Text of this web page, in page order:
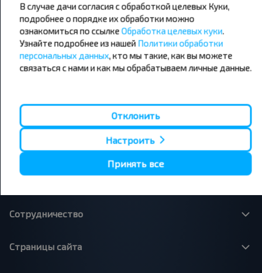
Минск - Могилёв
Минск - Пинск
Минск - Брест
Минск - Гомель
Минск - Бобруйск
Брест - Тересполь
Брест - Беловежская Пуща
Брест - Минск
Варшава - Минск
Санкт-Петербург - Минск
Минск - Вильнюс
Минск - Москва
Москва - Барановичи
Сотрудничество
Страницы сайта
В случае дачи согласия с обработкой целевых Куки,
подробнее о порядке их обработки можно
ознакомиться по ссылкеОбработка целевых куки.
Узнайте подробнее из нашей Политики обработки
персональных данных, кто мы такие, как вы можете
связаться с нами и как мы обрабатываем личные данные.
Отклонить
Настроить
Принять все